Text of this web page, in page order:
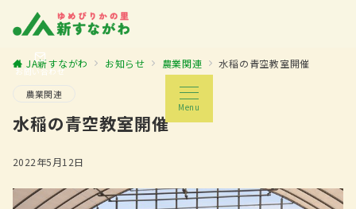
お問い合わせ
Menu
JA新すながわ お知らせ 農業関連 水稲の青空教室開催
農業関連
水稲の青空教室開催
2022年5月12日